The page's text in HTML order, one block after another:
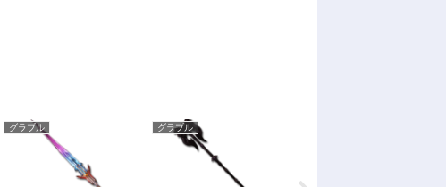
グラブル グラブル